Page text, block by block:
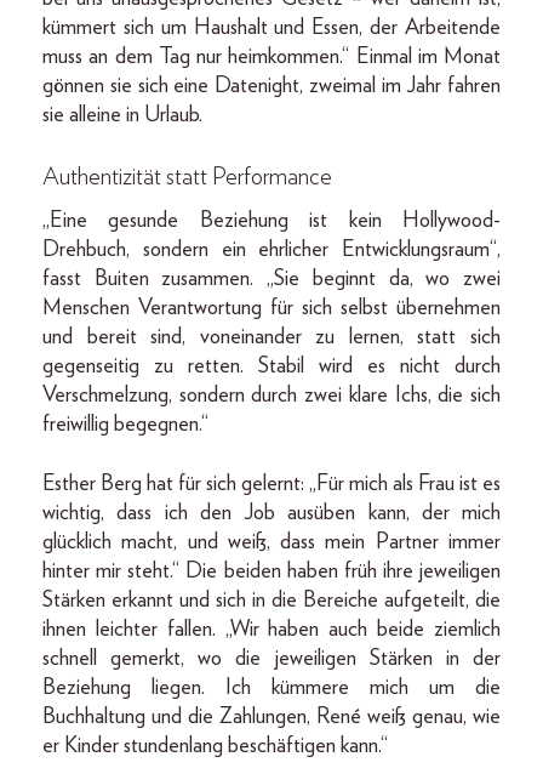
kümmert sich um Haushalt und Essen, der Arbeitende
muss an dem Tag nur heimkommen.“ Einmal im Monat
gönnen sie sich eine Datenight, zweimal im Jahr fahren
sie alleine in Urlaub.
Authentizität statt Performance
„Eine gesunde Beziehung ist kein Hollywood-
Drehbuch, sondern ein ehrlicher Entwicklungsraum“,
fasst Buiten zusammen. „Sie beginnt da, wo zwei
Menschen Verantwortung für sich selbst übernehmen
und bereit sind, voneinander zu lernen, statt sich
gegenseitig zu retten. Stabil wird es nicht durch
Verschmelzung, sondern durch zwei klare Ichs, die sich
freiwillig begegnen.“
Esther Berg hat für sich gelernt: „Für mich als Frau ist es
wichtig, dass ich den Job ausüben kann, der mich
glücklich macht, und weiß, dass mein Partner immer
hinter mir steht.“ Die beiden haben früh ihre jeweiligen
Stärken erkannt und sich in die Bereiche aufgeteilt, die
ihnen leichter fallen. „Wir haben auch beide ziemlich
schnell gemerkt, wo die jeweiligen Stärken in der
Beziehung liegen. Ich kümmere mich um die
Buchhaltung und die Zahlungen, René weiß genau, wie
er Kinder stundenlang beschäftigen kann.“